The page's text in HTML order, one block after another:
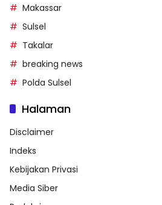
Makassar
Sulsel
Takalar
breaking news
Polda Sulsel
Halaman
Disclaimer
Indeks
Kebijakan Privasi
Media Siber